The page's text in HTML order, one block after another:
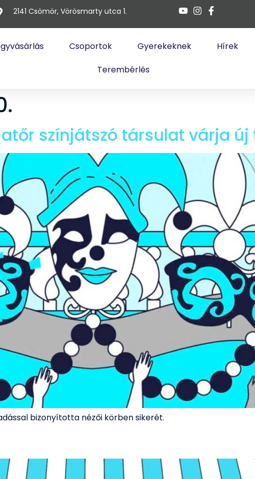
2141 Csömör, Vörösmarty utca 1.
Csoportok Gyerekeknek Hírek
Terembérlés
színjátszó társulat várja
bizonyította nézői körben sikerét.